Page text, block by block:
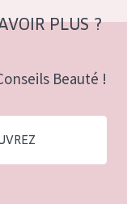
PLUS ?
Beauté !